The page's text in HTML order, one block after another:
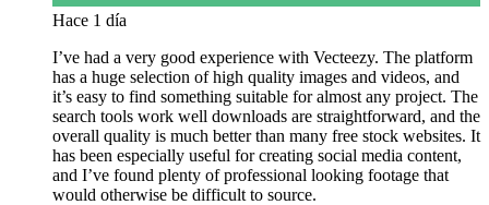
Hace 1 día
I’ve had a very good experience with Vecteezy. The platform
has a huge selection of high quality images and videos, and
it’s easy to find something suitable for almost any project. The
search tools work well downloads are straightforward, and the
overall quality is much better than many free stock websites. It
has been especially useful for creating social media content,
and I’ve found plenty of professional looking footage that
would otherwise be difficult to source.